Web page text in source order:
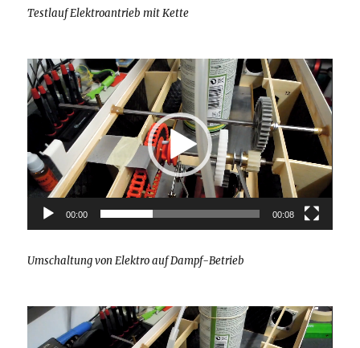
Testlauf Elektroantrieb mit Kette
Video-
Player
00:00 00:08
Umschaltung von Elektro auf Dampf-Betrieb
Video-
Player